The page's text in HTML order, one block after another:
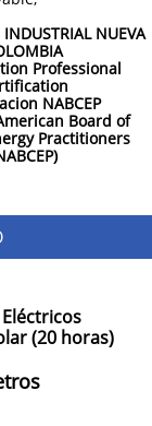
NUEVA
Professional
NABCEP
Board of
Practitioners
(20 horas)